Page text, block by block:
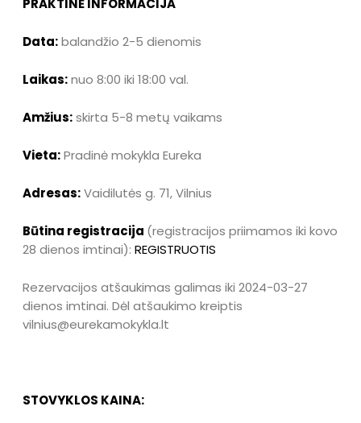
Data:balandžio 2-5 dienomis
Laikas:nuo 8:00 iki 18:00 val.
Amžius:skirta 5-8 metų vaikams
Vieta:Pradinė mokykla Eureka
Adresas:Vaidilutės g. 71, Vilnius
Būtina registracija (registracijos priimamos iki kovo
28 dienos imtinai): REGISTRUOTIS
Rezervacijos atšaukimas galimas iki 2024-03-27
dienos imtinai. Dėl atšaukimo kreiptis
vilnius@eurekamokykla.lt
STOVYKLOS KAINA: